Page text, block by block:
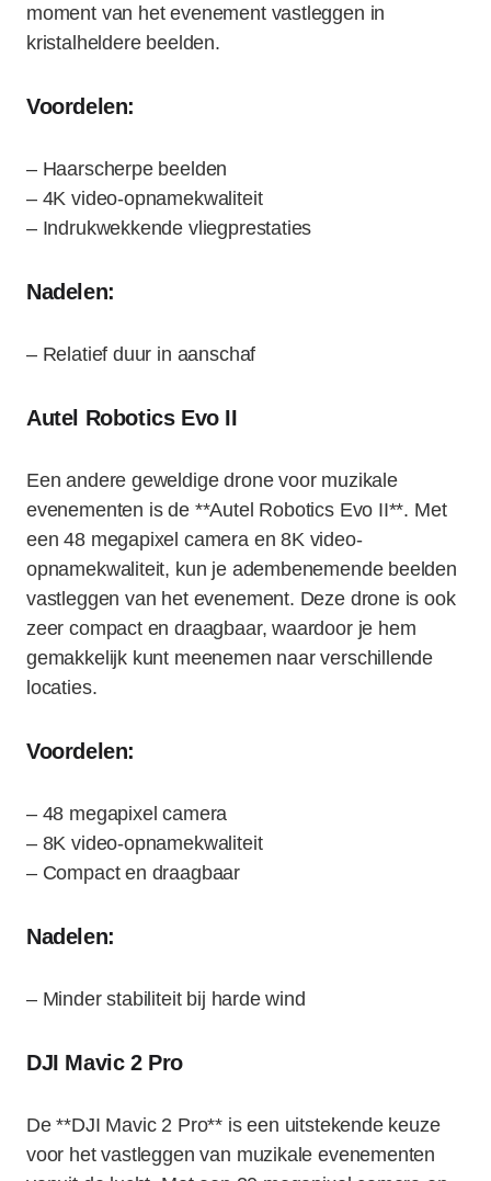
moment van het evenement vastleggen in
kristalheldere beelden.
Voordelen:
– Haarscherpe beelden
– 4K video-opnamekwaliteit
– Indrukwekkende vliegprestaties
Nadelen:
– Relatief duur in aanschaf
Autel Robotics Evo II
Een andere geweldige drone voor muzikale
evenementen is de **Autel Robotics Evo II**. Met
een 48 megapixel camera en 8K video-
opnamekwaliteit, kun je adembenemende beelden
vastleggen van het evenement. Deze drone is ook
zeer compact en draagbaar, waardoor je hem
gemakkelijk kunt meenemen naar verschillende
locaties.
Voordelen:
– 48 megapixel camera
– 8K video-opnamekwaliteit
– Compact en draagbaar
Nadelen:
– Minder stabiliteit bij harde wind
DJI Mavic 2 Pro
De **DJI Mavic 2 Pro** is een uitstekende keuze
voor het vastleggen van muzikale evenementen